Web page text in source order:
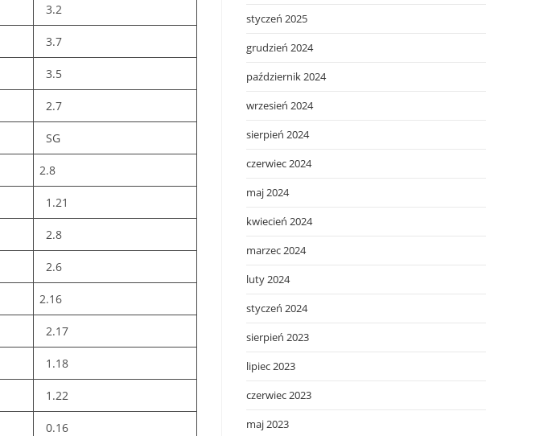
3.2
3.7
3.5
2.7
SG
2.8
1.21
2.8
2.6
2.16
2.17
1.18
1.22
0.16
styczeń 2025
grudzień 2024
październik 2024
wrzesień 2024
sierpień 2024
czerwiec 2024
maj 2024
kwiecień 2024
marzec 2024
luty 2024
styczeń 2024
sierpień 2023
lipiec 2023
czerwiec 2023
maj 2023